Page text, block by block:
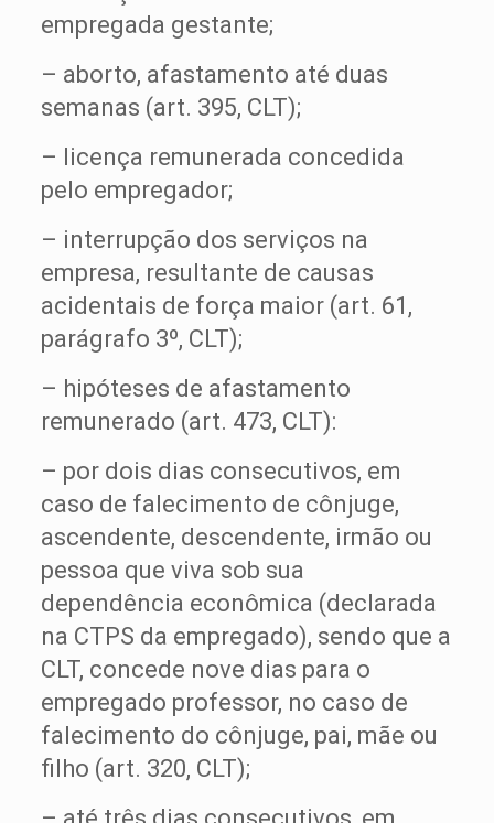
empregada gestante;
– aborto, afastamento até duas
semanas (art. 395, CLT);
– licença remunerada concedida
pelo empregador;
– interrupção dos serviços na
empresa, resultante de causas
acidentais de força maior (art. 61,
parágrafo 3º, CLT);
– hipóteses de afastamento
remunerado (art. 473, CLT):
– por dois dias consecutivos, em
caso de falecimento de cônjuge,
ascendente, descendente, irmão ou
pessoa que viva sob sua
dependência econômica (declarada
na CTPS da empregado), sendo que a
CLT, concede nove dias para o
empregado professor, no caso de
falecimento do cônjuge, pai, mãe ou
filho (art. 320, CLT);